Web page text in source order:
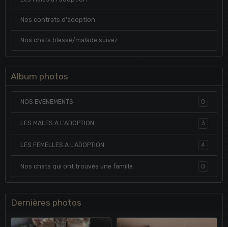
Nos contrats d'adoption
Nos chats blessé/malade suivez
Album photos
NOS EVENEMENTS 0
LES MALES A L'ADOPTION 3
LES FEMELLES A L'ADOPTION 4
Nos chats qui ont trouvés une famille 0
Dernières photos